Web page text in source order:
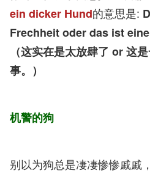
ein dicker Hund的意思是:
Frechheit oder das ist
（这实在是太放肆了 or 这
事。）
机警的狗
别以为狗总是凄凄惨惨戚戚